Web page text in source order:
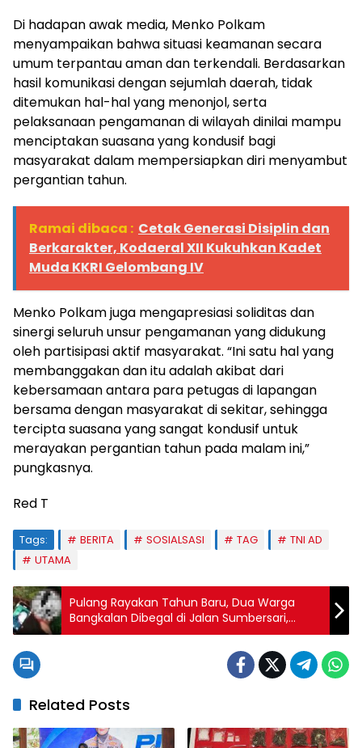
Di hadapan awak media, Menko Polkam
menyampaikan bahwa situasi keamanan secara
umum terpantau aman dan terkendali. Berdasarkan
hasil komunikasi dengan sejumlah daerah, tidak
ditemukan hal-hal yang menonjol, serta
pelaksanaan pengamanan di wilayah dinilai mampu
menciptakan suasana yang kondusif bagi
masyarakat dalam mempersiapkan diri menyambut
pergantian tahun.
Ramai dibaca : Cetak Generasi Disiplin dan
Berkarakter, Kodaeral XII Kukuhkan Kadet
Muda KKRI Gelombang IV
Menko Polkam juga mengapresiasi soliditas dan
sinergi seluruh unsur pengamanan yang didukung
oleh partisipasi aktif masyarakat. “Ini satu hal yang
membanggakan dan itu adalah akibat dari
kebersamaan antara para petugas di lapangan
bersama dengan masyarakat di sekitar, sehingga
tercipta suasana yang sangat kondusif untuk
merayakan pergantian tahun pada malam ini,”
pungkasnya.
Red T
Tags: BERITA SOSIALSASI TAG
TNI AD
UTAMA
Pulang Rayakan Tahun Baru, Dua Warga
Bangkalan Dibegal di Jalan Sumbersari,
Pelaku Dihajar Massa
Related Posts